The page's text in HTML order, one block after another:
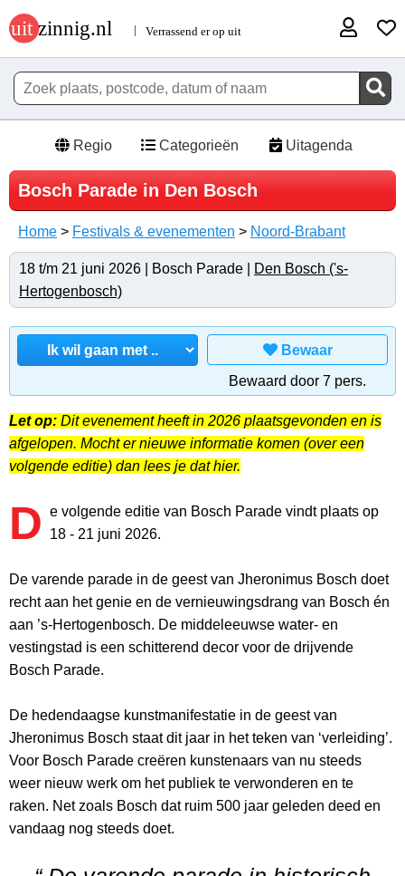
Regio Categorieën Uitagenda
Bosch Parade in Den Bosch
Home > Festivals & evenementen > Noord-Brabant
18 t/m 21 juni 2026 | Bosch Parade |
Den Bosch ('s-
Hertogenbosch)
Bewaar
Bewaard door 7 pers.
Let op: Dit evenement heeft in 2026 plaatsgevonden en is
afgelopen. Mocht er nieuwe informatie komen (over een
volgende editie) dan lees je dat hier.
D e volgende editie van Bosch Parade vindt plaats op
18 - 21 juni 2026.
De varende parade in de geest van Jheronimus Bosch doet
recht aan het genie en de vernieuwingsdrang van Bosch én
aan ’s-Hertogenbosch. De middeleeuwse water- en
vestingstad is een schitterend decor voor de drijvende
Bosch Parade.
De hedendaagse kunstmanifestatie in de geest van
Jheronimus Bosch staat dit jaar in het teken van ‘verleiding’.
Voor Bosch Parade creëren kunstenaars van nu steeds
weer nieuw werk om het publiek te verwonderen en te
raken. Net zoals Bosch dat ruim 500 jaar geleden deed en
vandaag nog steeds doet.